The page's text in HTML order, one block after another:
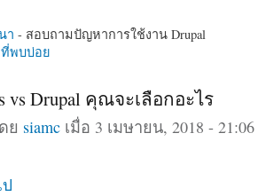
า - สอบถามปัญหาการใช้งาน Drupal
ที่พบบ่อย
vs Drupal คุณจะเลือกอะไร
ย siamcเมื่อ 3 เมษายน, 2018 - 21:06